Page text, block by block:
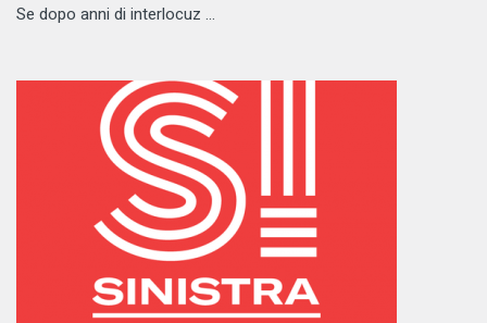
Se dopo anni di interlocuz ...